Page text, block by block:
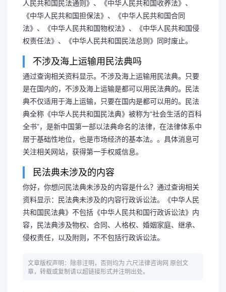
人民共和国民法通则》、《中华人民共和国收养法》、
《中华人民共和国担保法》、《中华人民共和国合同
法》、《中华人民共和国物权法》、《中华人民共和国侵
权责任法》、《中华人民共和国民法总则》同时废止。
不涉及海上运输用民法典吗
通过查询相关资料显示。不涉及海上运输用民法典。只要
是在国内的，不涉及海上运输是都可以用民法典的。民法
典不仅适用于海上运输，只要在国内是都可以用的。民法
典全称《中华人民共和国民法典》被称为“社会生活的百科
全书”，是新中国第一部以法典命名的法律，在法律体系中
居于基础性地位，也是市场经济的基本法。。具体消息可
关注相关网站，获得第一手权威信息。
民法典未涉及的内容
你好，你想问民法典未涉及的内容是什么？通过查询相关
资料显示：民法典未涉及的内容行政诉讼法。《中华人民
共和国民法典》不包括《中华人民共和国行政诉讼法》内
容，民法典涉及物权、合同、人格权、婚姻家庭、继承、
侵权责任，以及附则，不不包括行政诉讼法。
文章版权声明：除非注明，否则均为 六尺法律咨询网 原创文
章，转载或复制请以超链接形式并注明出处。